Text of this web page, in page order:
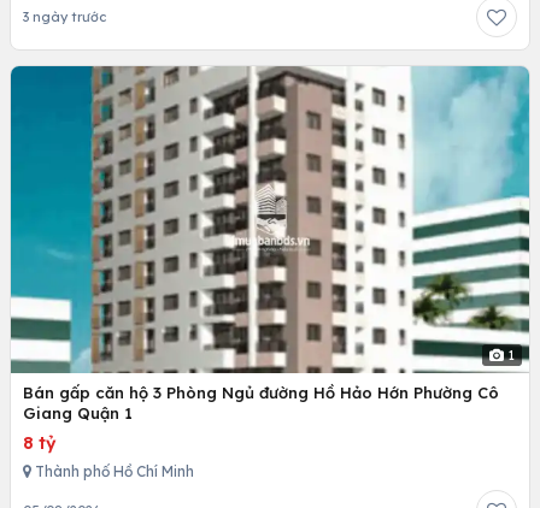
3 ngày trước
1
Bán gấp căn hộ 3 Phòng Ngủ đường Hồ Hảo Hớn Phường Cô
Giang Quận 1
8 tỷ
Thành phố Hồ Chí Minh